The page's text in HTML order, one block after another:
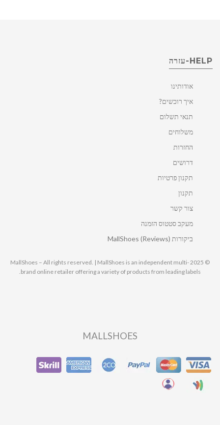
HELP-עזרה
אודותינו
איך רוכשים?
תנאי תשלום
משלוחים
החזרות
דרושים
תקנון פרטיות
תקנון
צור קשר
מעקב סטטוס הזמנה
ביקורות MallShoes (Reviews)
© 2025 MallShoes – All rights reserved. | MallShoes is an independent multi-
brand online retailer offering a variety of products from leading labels.
MALLSHOES